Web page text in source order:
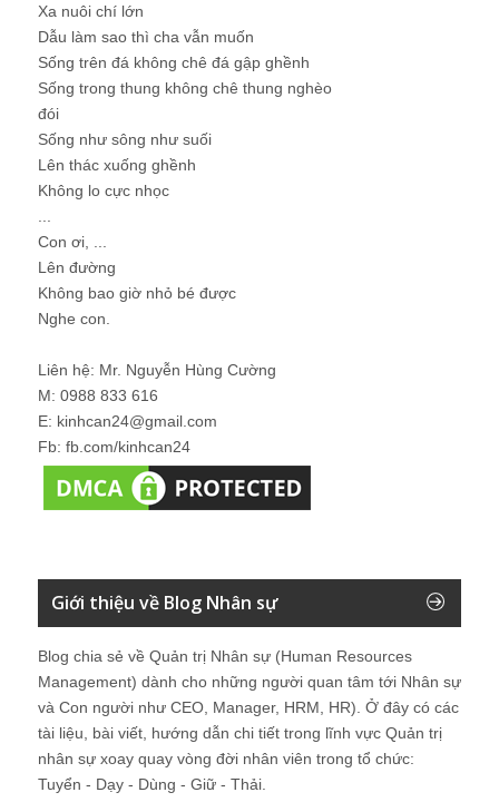
Xa nuôi chí lớn
Dẫu làm sao thì cha vẫn muốn
Sống trên đá không chê đá gập ghềnh
Sống trong thung không chê thung nghèo
đói
Sống như sông như suối
Lên thác xuống ghềnh
Không lo cực nhọc
Con ơi, ...
Lên đường
Không bao giờ nhỏ bé được
Nghe con.
Liên hệ: Mr. Nguyễn Hùng Cường
M: 0988 833 616
E: kinhcan24@gmail.com
Fb: fb.com/kinhcan24
Giới thiệu về Blog Nhân sự
Blog chia sẻ về Quản trị Nhân sự (Human Resources
Management) dành cho những người quan tâm tới Nhân sự
và Con người như CEO, Manager, HRM, HR). Ở đây có các
tài liệu, bài viết, hướng dẫn chi tiết trong lĩnh vực Quản trị
nhân sự xoay quay vòng đời nhân viên trong tổ chức:
Tuyển - Dạy - Dùng - Giữ - Thải.